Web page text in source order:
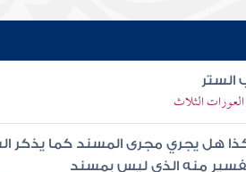
الستر
الثلاث
هل يجري مجرى المسند كما يذكر
منه الذي ليس بمسند